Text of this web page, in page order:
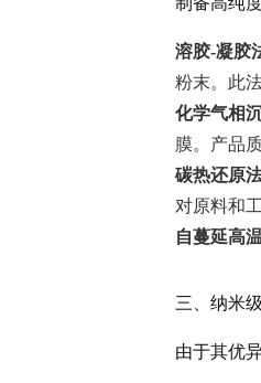
溶胶-凝胶
粉末。此
化学气相
膜。产品
碳热还原
对原料和
自蔓延高
三、纳米
由于其优